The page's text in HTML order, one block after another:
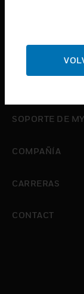
Cambiar vista
Cambiar vista
SOPORTE DE
COMPAÑÍA
CARRERAS
CONTACT